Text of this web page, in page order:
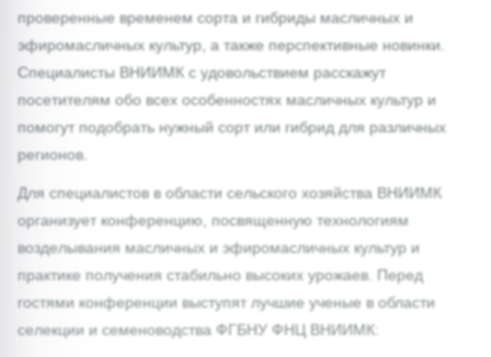
проверенные временем сорта и гибриды масличных и
эфиромасличных культур, а также перспективные новинки.
Специалисты ВНИИМК с удовольствием расскажут
посетителям обо всех особенностях масличных культур и
помогут подобрать нужный сорт или гибрид для различных
регионов.
Для специалистов в области сельского хозяйства ВНИИМК
организует конференцию, посвященную технологиям
возделывания масличных и эфиромасличных культур и
практике получения стабильно высоких урожаев. Перед
гостями конференции выступят лучшие ученые в области
селекции и семеноводства ФГБНУ ФНЦ ВНИИМК: